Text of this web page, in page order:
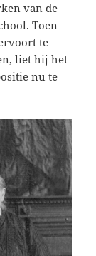
van de
Toen
te
liet hij het
nu te